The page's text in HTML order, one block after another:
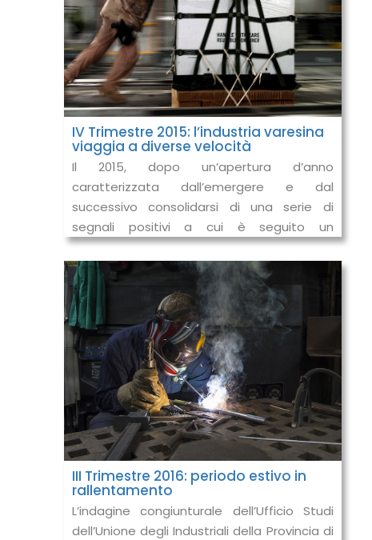
IV Trimestre 2015: l’industria varesina
viaggia a diverse velocità
Il 2015, dopo un’apertura d’anno
caratterizzata dall’emergere e dal
successivo consolidarsi di una serie di
segnali positivi a cui è seguito un
momentaneo rallentamento nel trimestre
estivo (per sua n
III Trimestre 2016: periodo estivo in
rallentamento
L’indagine congiunturale dell’Ufficio Studi
dell’Unione degli Industriali della Provincia di